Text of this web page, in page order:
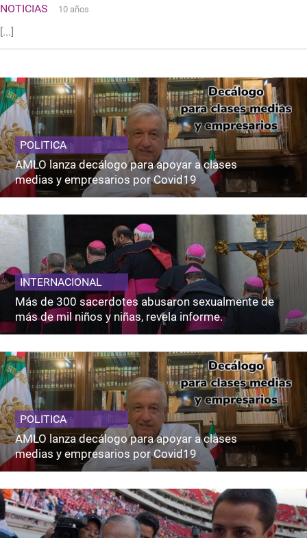
NOTICIAS 10 años
[...]
POLITICA
AMLO lanza decálogo para apoyar a clases
medias y empresarios por Covid19
INTERNACIONAL
Más de 300 sacerdotes abusaron sexualmente de
más de mil niños y niñas, revela informe.
POLITICA
AMLO lanza decálogo para apoyar a clases
medias y empresarios por Covid19